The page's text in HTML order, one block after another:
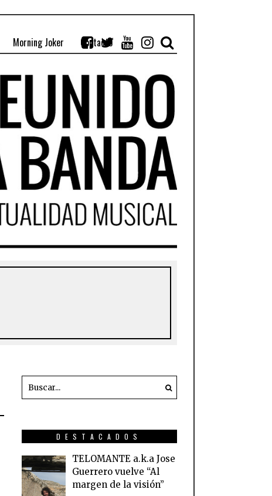
Morning Joker Contacto
DESTACADOS
TELOMANTE a.k.a Jose
Guerrero vuelve “Al
margen de la visión”